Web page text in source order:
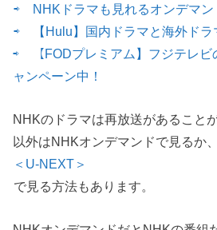
⇨ NHKドラマも見れるオンデマン
⇨ 【Hulu】国内ドラマと海外ドラ
⇨ 【FODプレミアム】フジテレビ
ャンペーン中！
NHKのドラマは再放送があること
以外はNHKオンデマンドで見るか、
＜U-NEXT＞
で見る方法もあります。